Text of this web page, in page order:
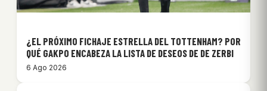
¿EL PRÓXIMO FICHAJE ESTRELLA DEL TOTTENHAM? POR
QUÉ GAKPO ENCABEZA LA LISTA DE DESEOS DE DE ZERBI
6 Ago 2026